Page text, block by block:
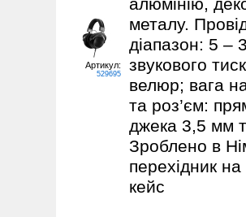
Артикул:
529695
алюмінію,
металу.
діапазон: 5 –
звукового
велюр; вага
та роз’єм:
джека 3,5 мм
Зроблено в
перехідник
кейс